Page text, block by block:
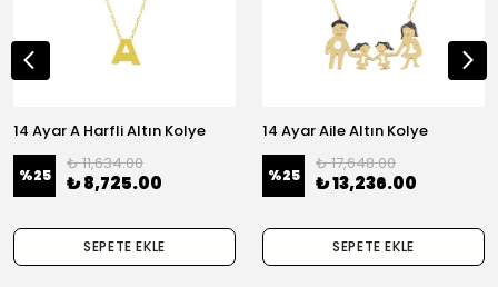
14 Ayar A Harfli Altın Kolye
%25
₺ 11,634.00
₺ 8,725.00
SEPETE EKLE
14 Ayar Aile Altın Kolye
%25
₺ 17,648.00
₺ 13,236.00
SEPETE EKLE